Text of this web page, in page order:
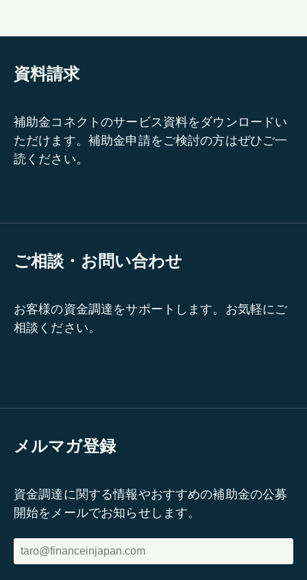
資料請求
補助金コネクトのサービス資料をダウンロードい
ただけます。補助金申請をご検討の方はぜひご一
読ください。
ご相談・お問い合わせ
お客様の資金調達をサポートします。お気軽にご
相談ください。
メルマガ登録
資金調達に関する情報やおすすめの補助金の公募
開始をメールでお知らせします。